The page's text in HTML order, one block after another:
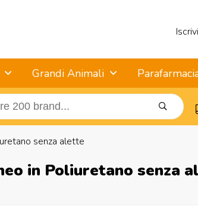
Grandi Animali
senza alette
in Poliuretano senza